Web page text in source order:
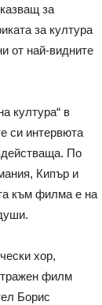
за
за култура
от най-видните
култура“ в
си интервюта
По
Кипър и
към филма е на
хор,
филм
Борис